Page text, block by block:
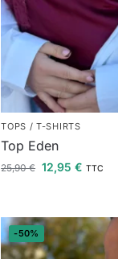
TOPS / T-SHIRTS
Top Eden
25,90€ 12,95€ TTC
-50%